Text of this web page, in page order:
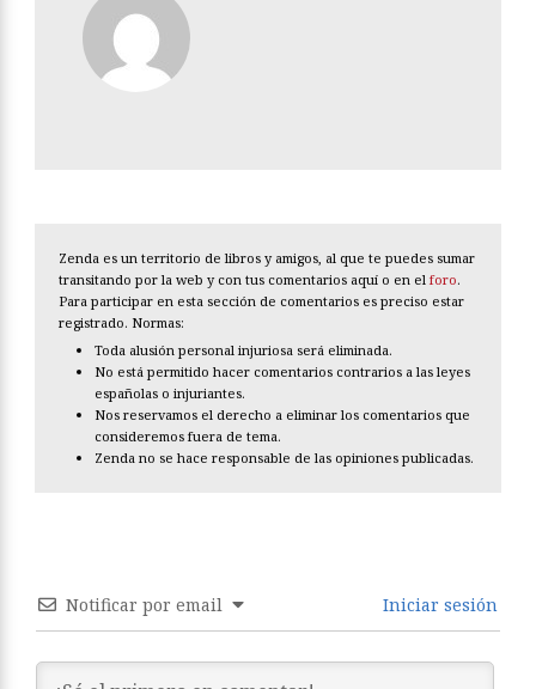
Zenda es un territorio de libros y amigos, al que te puedes sumar
transitando por la web y con tus comentarios aquí o en el foro.
Para participar en esta sección de comentarios es preciso estar
registrado. Normas:
Toda alusión personal injuriosa será eliminada.
No está permitido hacer comentarios contrarios a las leyes
españolas o injuriantes.
Nos reservamos el derecho a eliminar los comentarios que
consideremos fuera de tema.
Zenda no se hace responsable de las opiniones publicadas.
Notificar por email Iniciar sesión